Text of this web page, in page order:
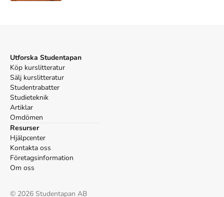
Utforska Studentapan
Köp kurslitteratur
Sälj kurslitteratur
Studentrabatter
Studieteknik
Artiklar
Omdömen
Resurser
Hjälpcenter
Kontakta oss
Företagsinformation
Om oss
© 2026 Studentapan AB